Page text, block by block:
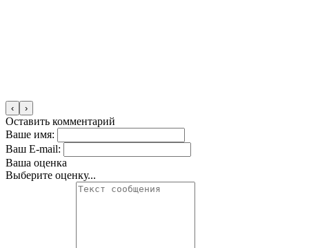
‹ ›
Оставить комментарий
Ваше имя:
Ваш E-mail:
Ваша оценка
Выберите оценку...